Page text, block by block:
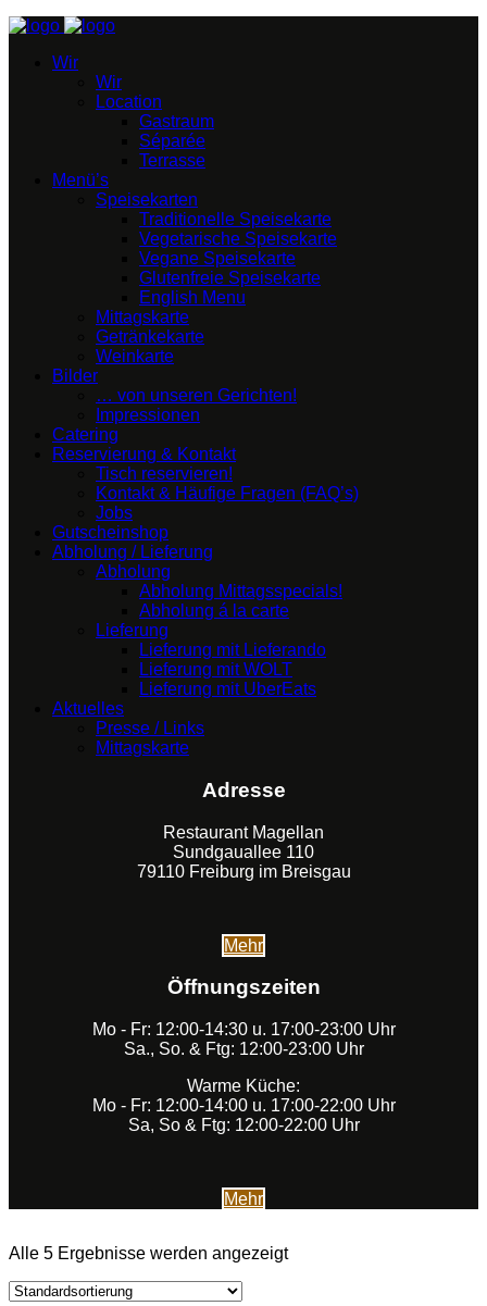
Wir
Wir
Location
Gastraum
Séparée
Terrasse
Menü’s
Speisekarten
Traditionelle Speisekarte
Vegetarische Speisekarte
Vegane Speisekarte
Glutenfreie Speisekarte
English Menu
Mittagskarte
Getränkekarte
Weinkarte
Bilder
… von unseren Gerichten!
Impressionen
Catering
Reservierung & Kontakt
Tisch reservieren!
Kontakt & Häufige Fragen (FAQ’s)
Jobs
Gutscheinshop
Abholung / Lieferung
Abholung
Abholung Mittagsspecials!
Abholung á la carte
Lieferung
Lieferung mit Lieferando
Lieferung mit WOLT
Lieferung mit UberEats
Aktuelles
Presse / Links
Mittagskarte
Adresse
Restaurant Magellan
Sundgauallee 110
79110 Freiburg im Breisgau
Mehr
Öffnungszeiten
Mo - Fr: 12:00-14:30 u. 17:00-23:00 Uhr
Sa., So. & Ftg: 12:00-23:00 Uhr
Warme Küche:
Mo - Fr: 12:00-14:00 u. 17:00-22:00 Uhr
Sa, So & Ftg: 12:00-22:00 Uhr
Mehr
Alle 5 Ergebnisse werden angezeigt